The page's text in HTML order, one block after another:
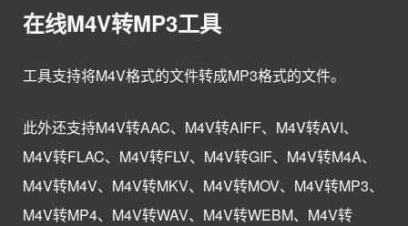
在线M4V转MP3工具
工具支持将M4V格式的文件转成MP3格式的文件。
此外还支持M4V转AAC、M4V转AIFF、M4V转AVI、
M4V转FLAC、M4V转FLV、M4V转GIF、M4V转M4A、
M4V转M4V、M4V转MKV、M4V转MOV、M4V转MP3、
M4V转MP4、M4V转WAV、M4V转WEBM、M4V转